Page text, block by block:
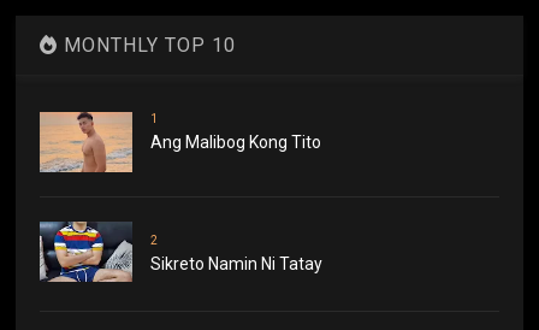
MONTHLY TOP 10
1
Ang Malibog Kong Tito
2
Sikreto Namin Ni Tatay